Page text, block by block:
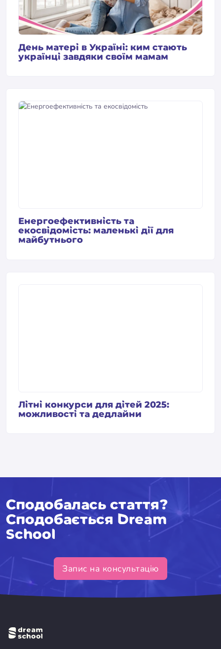
День матері в Україні: ким стають
українці завдяки своїм мамам
Енергоефективність та
екосвідомість: маленькі дії для
майбутнього
Літні конкурси для дітей 2025:
можливості та дедлайни
Сподобалась стаття?
Сподобається Dream
School
Запис на консультацію